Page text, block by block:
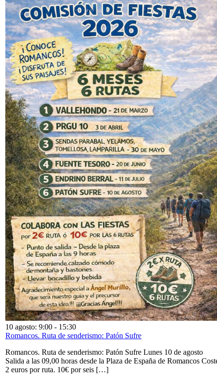
10 agosto: 9:00 - 15:30
Romancos. Ruta de senderismo: Patón Sufre
Romancos. Ruta de senderismo: Patón Sufre Lunes 10 de agosto
Salida a las 09,00 horas desde la Plaza de España de Romancos
2 euros por ruta. 10€ por seis […]